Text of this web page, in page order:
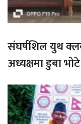
संघर्षशिल युथ
अध्यक्षमा डुबा भोटे